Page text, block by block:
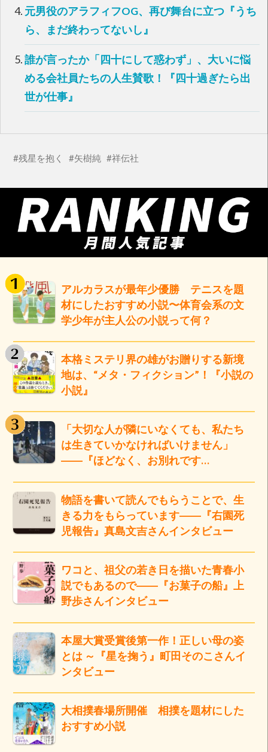
ウ
で
す
元男役のアラフィフOG、再び舞台に立つ『うち
ら、まだ終わってないし』
誰が言ったか「四十にして惑わず」、大いに悩
める会社員たちの人生賛歌！『四十過ぎたら出
世が仕事』
残星を抱く 矢樹純 祥伝社
アルカラスが最年少優勝 テニスを題
材にしたおすすめ小説〜体育会系の文
学少年が主人公の小説って何？
本格ミステリ界の雄がお贈りする新境
地は、“メタ・フィクション”！『小説の
小説』
「大切な人が隣にいなくても、私たち
は生きていかなければいけません」
――『ほどなく、お別れです…
物語を書いて読んでもらうことで、生
きる力をもらっています――『右園死
児報告』真島文吉さんインタビュー
ワコと、祖父の若き日を描いた青春小
説でもあるので――『お菓子の船』上
野歩さんインタビュー
本屋大賞受賞後第一作！正しい母の姿
とは ～『星を掬う』町田そのこさんイ
ンタビュー
大相撲春場所開催 相撲を題材にした
おすすめ小説